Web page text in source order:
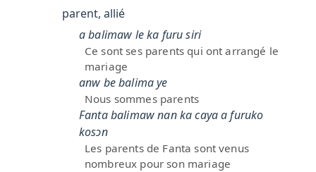
parent, allié
a balimaw le ka furu siri
Ce sont ses parents qui ont arrangé le
mariage
anw be balima ye
Nous sommes parents
Fanta balimaw nan ka caya a furuko
kosɔn
Les parents de Fanta sont venus
nombreux pour son mariage